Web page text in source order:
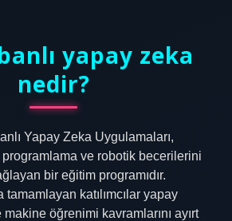
yapay zeka
nedir?
Yapay Zeka Uygulamaları,
programlama ve robotik becerilerini
bir eğitim programıdır.
tamamlayan katılımcılar yapay
öğrenimi kavramlarını ayırt